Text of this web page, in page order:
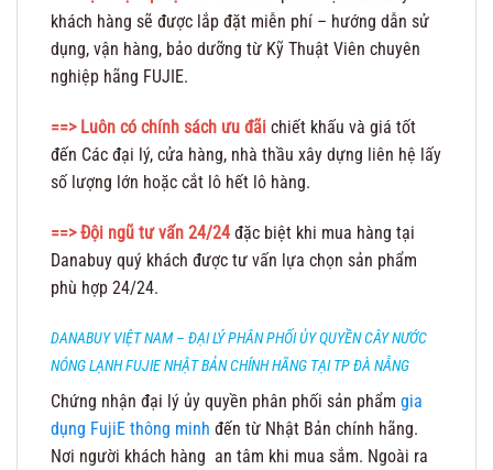
khách hàng sẽ được lắp đặt miễn phí – hướng dẫn sử
dụng, vận hàng, bảo dưỡng từ Kỹ Thuật Viên chuyên
nghiệp hãng FUJIE.
==> Luôn có chính sách ưu đãi chiết khấu và giá tốt
đến Các đại lý, cửa hàng, nhà thầu xây dựng liên hệ lấy
số lượng lớn hoặc cắt lô hết lô hàng.
==> Đội ngũ tư vấn 24/24 đặc biệt khi mua hàng tại
Danabuy quý khách được tư vấn lựa chọn sản phẩm
phù hợp 24/24.
DANABUY VIỆT NAM – ĐẠI LÝ PHÂN PHỐI ỦY QUYỀN CÂY NƯỚC
NÓNG LẠNH FUJIE NHẬT BẢN CHÍNH HÃNG TẠI TP ĐÀ NẴNG
Chứng nhận đại lý ủy quyền phân phối sản phẩm gia
dụng FujiE thông minh đến từ Nhật Bản chính hãng.
Nơi người khách hàng an tâm khi mua sắm. Ngoài ra